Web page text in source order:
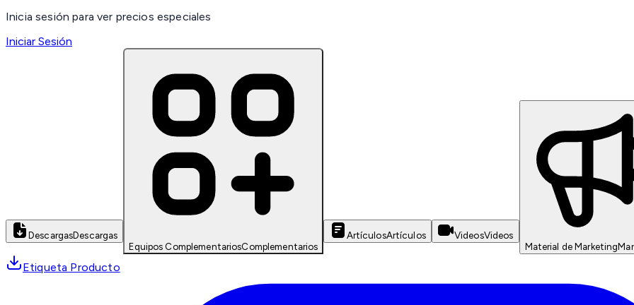
Inicia sesión para ver precios especiales
Iniciar Sesión
DescargasDescargas
Equipos ComplementariosComplementarios
ArtículosArtículos VideosVideos
Material de Marketing
Etiqueta Producto